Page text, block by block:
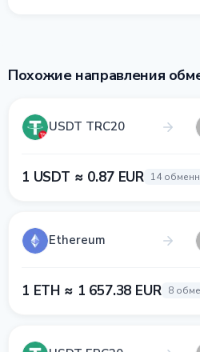
Похожие направления
USDT TRC20
1 USDT ≈ 0.87 EUR 14
Ethereum
1 ETH ≈ 1 657.38 EUR 8